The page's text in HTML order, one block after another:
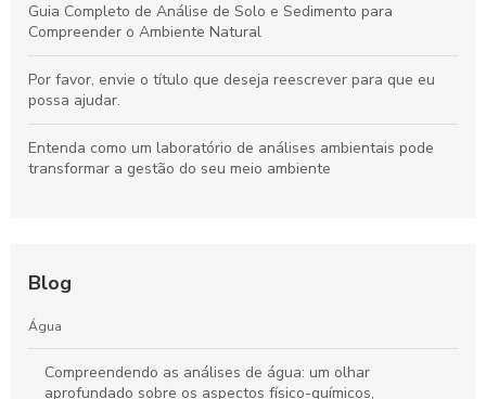
Guia Completo de Análise de Solo e Sedimento para
Compreender o Ambiente Natural
Por favor, envie o título que deseja reescrever para que eu
possa ajudar.
Entenda como um laboratório de análises ambientais pode
transformar a gestão do seu meio ambiente
Blog
Água
Compreendendo as análises de água: um olhar
aprofundado sobre os aspectos físico-químicos,